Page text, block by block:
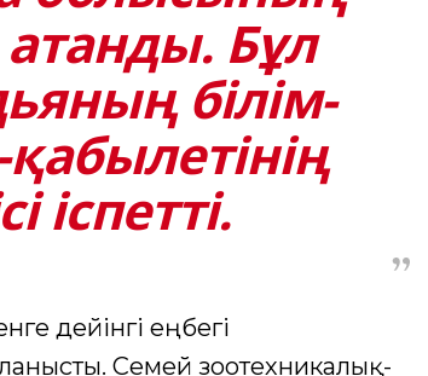
атанды. Бұл
білім-
іспетті.
дейінгі еңбегі
Семей зоотехникалық-